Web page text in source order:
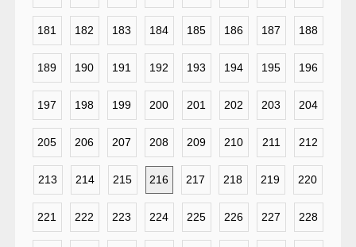
181 182 183 184 185 186 187 188
189 190 191 192 193 194 195 196
197 198 199 200 201 202 203 204
205 206 207 208 209 210 211 212
213 214 215 216 217 218 219 220
221 222 223 224 225 226 227 228